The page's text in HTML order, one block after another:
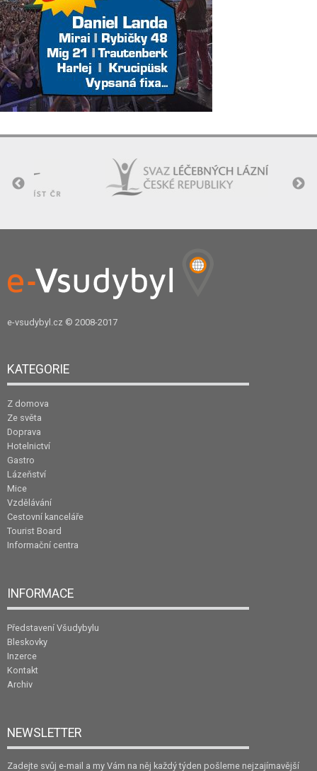
e-vsudybyl.cz © 2008-2017
KATEGORIE
Z domova
Ze světa
Doprava
Hotelnictví
Gastro
Lázeňství
Mice
Vzdělávání
Cestovní kanceláře
Tourist Board
Informační centra
INFORMACE
Představení Všudybylu
Bleskovky
Inzerce
Kontakt
Archiv
NEWSLETTER
Zadejte svůj e-mail a my Vám na něj každý týden pošleme nejzajímavější